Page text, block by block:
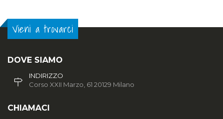
Vieni a trovarci
DOVE SIAMO
INDIRIZZO
Corso XXII Marzo, 61 20129 Milano
CHIAMACI